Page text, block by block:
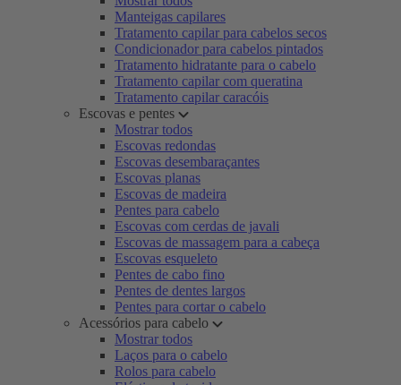
Manteigas capilares
Tratamento capilar para cabelos secos
Condicionador para cabelos pintados
Tratamento hidratante para o cabelo
Tratamento capilar com queratina
Tratamento capilar caracóis
Escovas e pentes
Mostrar todos
Escovas redondas
Escovas desembaraçantes
Escovas planas
Escovas de madeira
Pentes para cabelo
Escovas com cerdas de javali
Escovas de massagem para a cabeça
Escovas esqueleto
Pentes de cabo fino
Pentes de dentes largos
Pentes para cortar o cabelo
Acessórios para cabelo
Mostrar todos
Laços para o cabelo
Rolos para cabelo